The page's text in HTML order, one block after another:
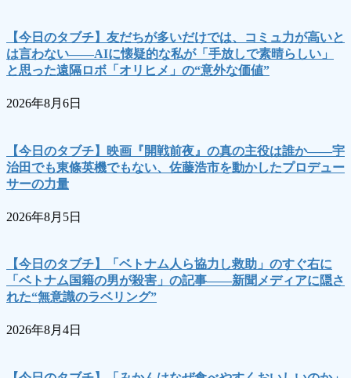
【今日のタブチ】友だちが多いだけでは、コミュ力が高いと
は言わない――AIに懐疑的な私が「手放しで素晴らしい」
と思った遠隔ロボ「オリヒメ」の“意外な価値”
2026年8月6日
【今日のタブチ】映画『開戦前夜』の真の主役は誰か――宇
治田でも東條英機でもない、佐藤浩市を動かしたプロデュー
サーの力量
2026年8月5日
【今日のタブチ】「ベトナム人ら協力し救助」のすぐ右に
「ベトナム国籍の男が殺害」の記事――新聞メディアに隠さ
れた“無意識のラベリング”
2026年8月4日